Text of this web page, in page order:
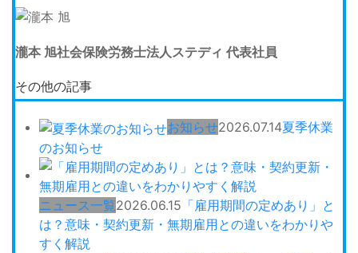
瀧本 旭社会保険労務士法人ステディ 代表社員
その他の記事
お知らせ2026.07.14夏季休業
のお知らせ
ニュース一覧2026.06.15 「雇用期間の定めあり」と
は？意味・契約更新・無期雇用との違いをわかりや
すく解説